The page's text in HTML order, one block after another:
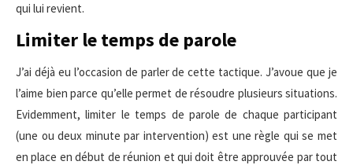
qui lui revient.
Limiter le temps de parole
J’ai déjà eu l’occasion de parler de cette tactique. J’avoue que je
l’aime bien parce qu’elle permet de résoudre plusieurs situations.
Evidemment, limiter le temps de parole de chaque participant
(une ou deux minute par intervention) est une règle qui se met
en place en début de réunion et qui doit être approuvée par tout